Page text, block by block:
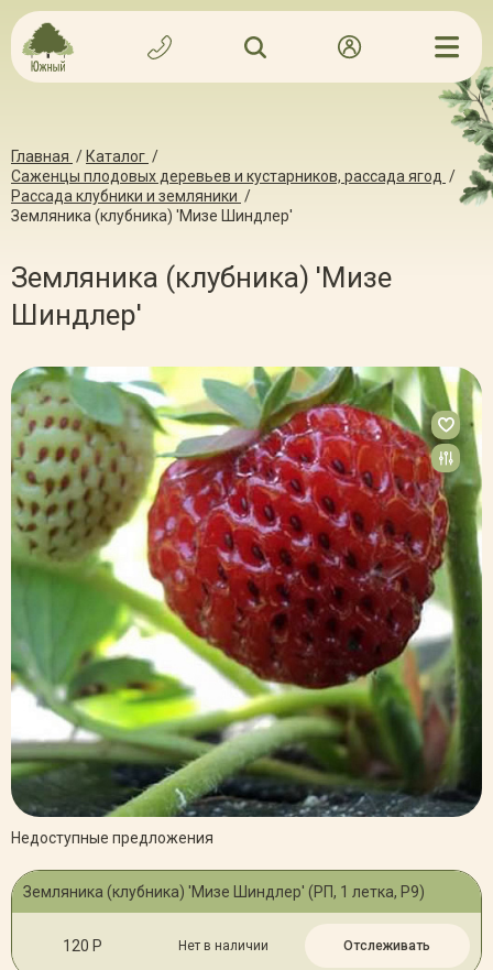
Главная / Каталог /
Саженцы плодовых деревьев и кустарников, рассада ягод /
Рассада клубники и земляники /
Земляника (клубника) 'Мизе Шиндлер'
Земляника (клубника) 'Мизе
Шиндлер'
Недоступные предложения
Земляника (клубника) 'Мизе Шиндлер' (РП, 1 летка, Р9)
120 Р Нет в наличии Отслеживать